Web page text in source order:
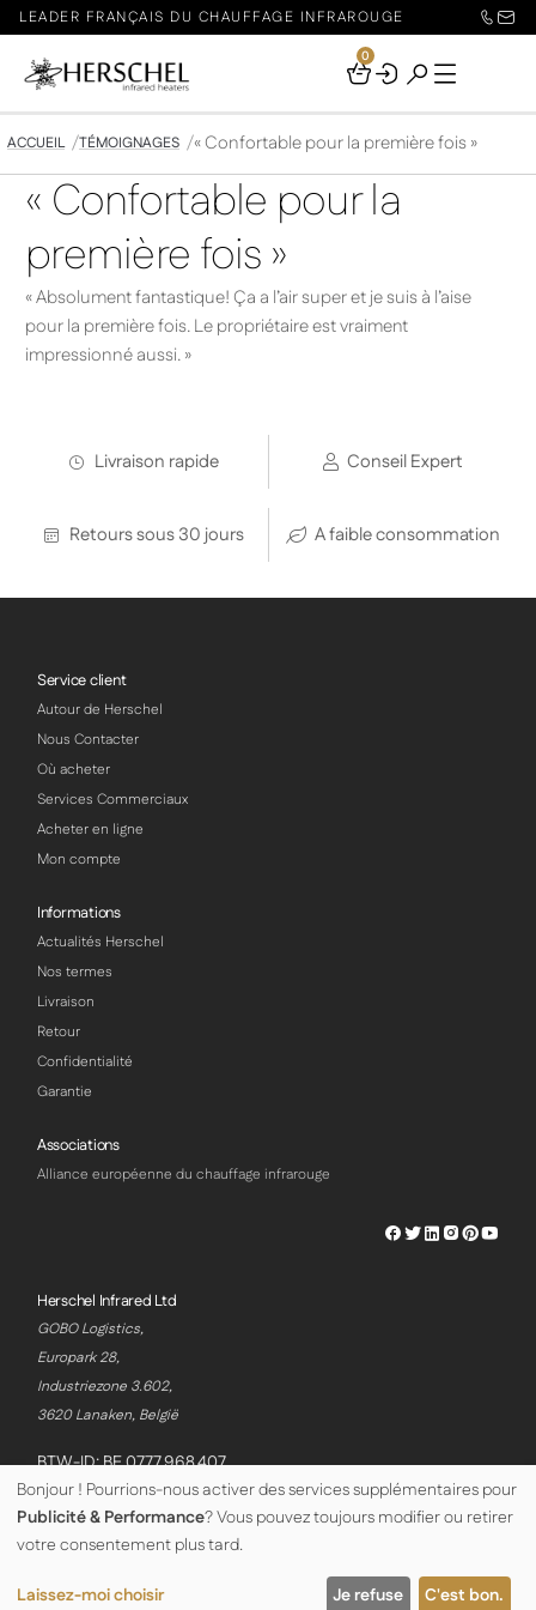
LEADER FRANÇAIS DU CHAUFFAGE INFRAROUGE
Your
0
ACCUEIL TÉMOIGNAGES « Confortable pour la première fois »
« Confortable pour la
première fois »
« Absolument fantastique! Ça a l’air super et je suis à l’aise
pour la première fois. Le propriétaire est vraiment
impressionné aussi. »
Livraison rapide Conseil Expert
Retours sous 30 jours A faible consommation
Service client
Autour de Herschel
Nous Contacter
Où acheter
Services Commerciaux
Acheter en ligne
Mon compte
Informations
Actualités Herschel
Nos termes
Livraison
Retour
Confidentialité
Garantie
Associations
Alliance européenne du chauffage infrarouge
Herschel
Herschel
Herschel
Herschel
Herschel
Herschel Infrared Ltd
GOBO Logistics,
Europark 28,
Industriezone 3.602,
3620 Lanaken, België
BTW-ID: BE 0777.968.407
© Copyright Herschel Infrared Ltd 2026
Bonjour ! Pourrions-nous activer des services supplémentaires pour
Publicité & Performance? Vous pouvez toujours modifier ou retirer
votre consentement plus tard.
Laissez-moi choisir Je refuse C'est bon.